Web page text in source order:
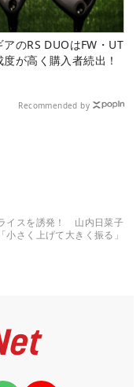
アのRS DUOはFW・UT
度が高く購入者続出！
Recommended by
イスを誘発！ 山内日菜子
さく上げて大きく振る」